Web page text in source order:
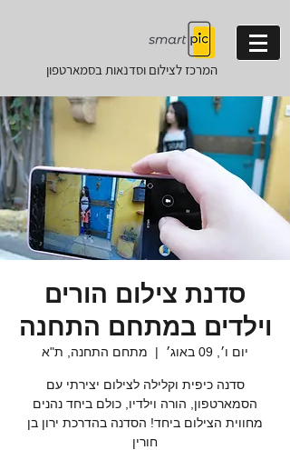
המרכז לצילום וסדנאותבסמארטפון
סדנת צילום הורים
וילדים במתחם התחנה
יום ו׳, 09 באוג׳
  |
מתחם התחנה, ת"א
סדנה כיפית וקלילה לצילום יצירתי עם
הסמארטפון, הורה וילדיו, כולם ביחד נהנים
מחווית הצילום ביחד! הסדנה בהדרכת ירון בן
חורין